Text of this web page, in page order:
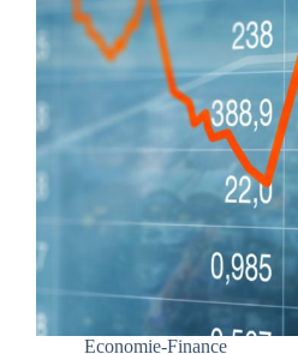
Economie-Finance